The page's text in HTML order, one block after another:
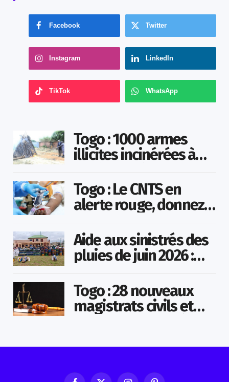
Facebook Twitter
Instagram LinkedIn
TikTok WhatsApp
Togo : 1000 armes
illicites incinérées à
Togo : Le CNTS en
alerte rouge, donnez
sauver des vies !
Aide aux sinistrés des
pluies de juin 2026 :
des opérations à
Kotokoli-zongo
Togo : 28 nouveaux
magistrats civils et